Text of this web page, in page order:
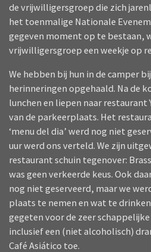
de vrijwilligersgroep die zich
het toenmalige Nationale
gegeven moment op te bestaan,
vrijwilligersgroep een weekje op
We hebben bij hun in de camper
herinneringen opgehaald. Na de
lunchen en liepen naar restaurant
van de parkeerplaats. Het
‘menu del dia’ werd nog niet
uur werd ons verteld. We zijn
restaurant schuin tegenover:
was geen verkeerde keus. Ook
nog niet geserveerd, maar we
plaats te nemen en wat te
gegeten voor de zeer schappelijke
inclusief een (niet alcoholisch)
Café Asiático toe.